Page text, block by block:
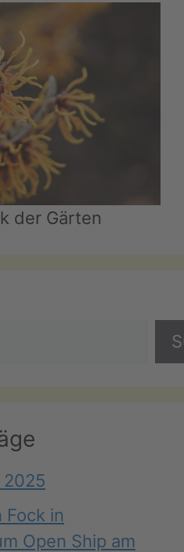
der Gärten
2025
Fock in
Open Ship am